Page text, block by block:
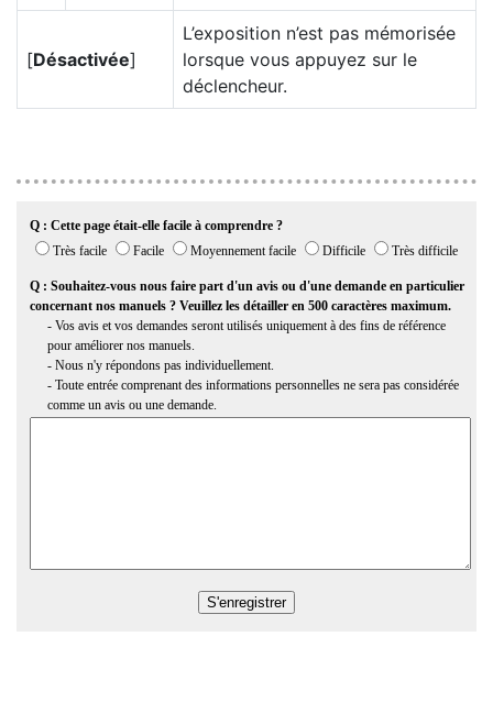
[Désactivée]
L’exposition n’est pas mémorisée
lorsque vous appuyez sur le
déclencheur.